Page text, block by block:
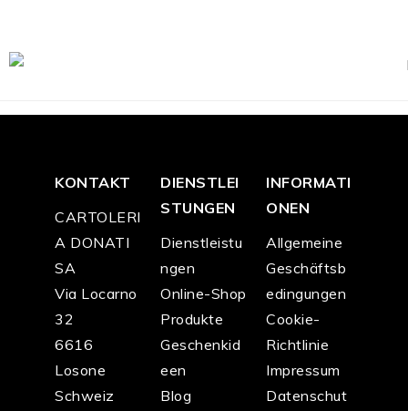
KONTAKT
CARTOLERI
A DONATI
SA
Via Locarno
32
6616
Losone
Schweiz
DIENSTLEI
STUNGEN
Dienstleistu
ngen
Online-Shop
Produkte
Geschenkid
een
Blog
INFORMATI
ONEN
Allgemeine
Geschäftsb
edingungen
Cookie-
Richtlinie
Impressum
Datenschut